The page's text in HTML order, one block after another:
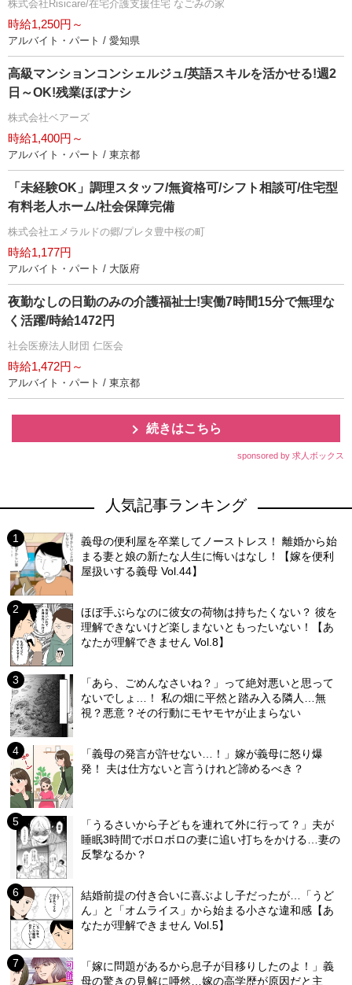
株式会社Risicare/在宅介護支援住宅 なごみの家
時給1,250円～
アルバイト・パート / 愛知県
高級マンションコンシェルジュ/英語スキルを活かせる!週2
日～OK!残業ほぼナシ
株式会社ベアーズ
時給1,400円～
アルバイト・パート / 東京都
「未経験OK」調理スタッフ/無資格可/シフト相談可/住宅型
有料老人ホーム/社会保障完備
株式会社エメラルドの郷/プレタ豊中桜の町
時給1,177円
アルバイト・パート / 大阪府
夜勤なしの日勤のみの介護福祉士!実働7時間15分で無理な
く活躍/時給1472円
社会医療法人財団 仁医会
時給1,472円～
アルバイト・パート / 東京都
続きはこちら
sponsored by 求人ボックス
人気記事ランキング
義母の便利屋を卒業してノーストレス！ 離婚から始
まる妻と娘の新たな人生に悔いはなし！【嫁を便利
屋扱いする義母 Vol.44】
ほぼ手ぶらなのに彼女の荷物は持ちたくない？ 彼を
理解できないけど楽しまないともったいない！【あ
なたが理解できません Vol.8】
「あら、ごめんなさいね？」って絶対悪いと思って
ないでしょ…！ 私の畑に平然と踏み入る隣人…無
視？悪意？その行動にモヤモヤが止まらない
「義母の発言が許せない…！」嫁が義母に怒り爆
発！ 夫は仕方ないと言うけれど諦めるべき？
「うるさいから子どもを連れて外に行って？」夫が
睡眠3時間でボロボロの妻に追い打ちをかける…妻の
反撃なるか？
結婚前提の付き合いに喜ぶよし子だったが…「うど
ん」と「オムライス」から始まる小さな違和感【あ
なたが理解できません Vol.5】
「嫁に問題があるから息子が目移りしたのよ！」義
母の驚きの見解に唖然…嫁の高学歴が原因だと主